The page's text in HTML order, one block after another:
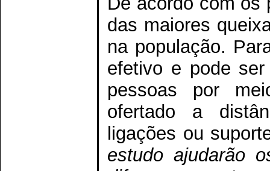
das maiores
na população.
efetivo e pode
pessoas por
ofertado a
ligações ou
estudo ajudarão